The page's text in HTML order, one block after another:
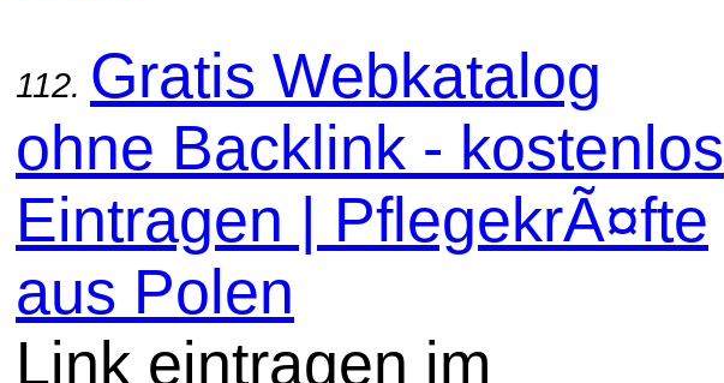
112. Gratis Webkatalog
ohne Backlink - kostenlos
Eintragen | PflegekrÃ¤fte
aus Polen
Link eintragen im